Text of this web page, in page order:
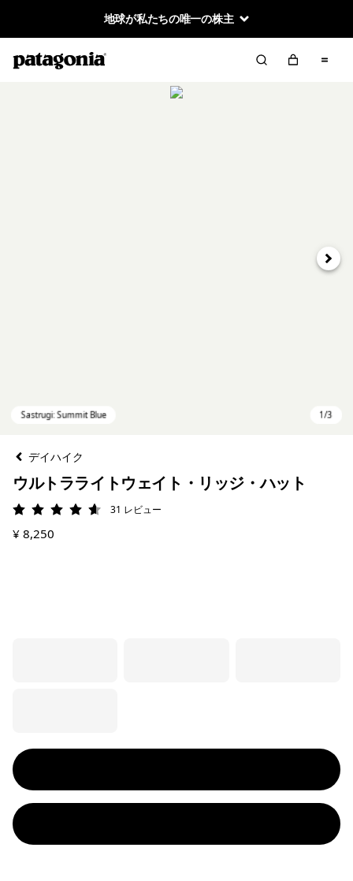
地球が私たちの唯一の株主
次へ
デイハイク
ウルトラライトウェイト・リッジ・ハット
評価: 4.6 / 5
31 レビュー
¥ 8,250